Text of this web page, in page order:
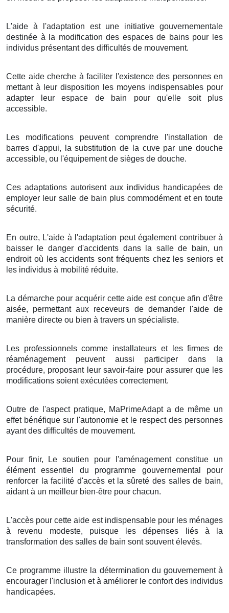
L'aide à l'adaptation est une initiative gouvernementale
destinée à la modification des espaces de bains pour les
individus présentant des difficultés de mouvement.
Cette aide cherche à faciliter l'existence des personnes en
mettant à leur disposition les moyens indispensables pour
adapter leur espace de bain pour qu'elle soit plus
accessible.
Les modifications peuvent comprendre l'installation de
barres d'appui, la substitution de la cuve par une douche
accessible, ou l'équipement de sièges de douche.
Ces adaptations autorisent aux individus handicapées de
employer leur salle de bain plus commodément et en toute
sécurité.
En outre, L'aide à l'adaptation peut également contribuer à
baisser le danger d'accidents dans la salle de bain, un
endroit où les accidents sont fréquents chez les seniors et
les individus à mobilité réduite.
La démarche pour acquérir cette aide est conçue afin d'être
aisée, permettant aux receveurs de demander l'aide de
manière directe ou bien à travers un spécialiste.
Les professionnels comme installateurs et les firmes de
réaménagement peuvent aussi participer dans la
procédure, proposant leur savoir-faire pour assurer que les
modifications soient exécutées correctement.
Outre de l'aspect pratique, MaPrimeAdapt a de même un
effet bénéfique sur l'autonomie et le respect des personnes
ayant des difficultés de mouvement.
Pour finir, Le soutien pour l'aménagement constitue un
élément essentiel du programme gouvernemental pour
renforcer la facilité d'accès et la sûreté des salles de bain,
aidant à un meilleur bien-être pour chacun.
L'accès pour cette aide est indispensable pour les ménages
à revenu modeste, puisque les dépenses liés à la
transformation des salles de bain sont souvent élevés.
Ce programme illustre la détermination du gouvernement à
encourager l'inclusion et à améliorer le confort des individus
handicapées.